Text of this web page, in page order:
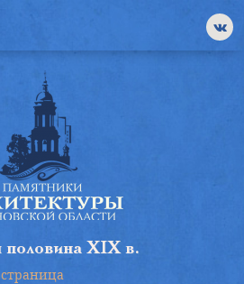
половина XIX в.